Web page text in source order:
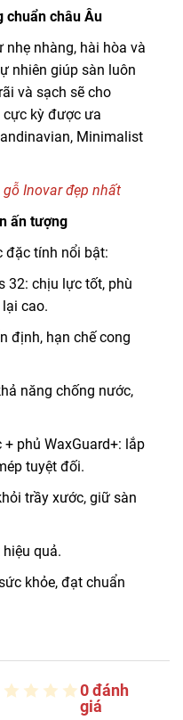
chuẩn châu Âu
nhẹ nhàng, hài hòa và
nhiên giúp sàn luôn
và sạch sẽ cho
cực kỳ được ưa
Minimalist
Inovar đẹp nhất
ấn tượng
đặc tính nổi bật:
32: chịu lực tốt, phù
cao.
định, hạn chế cong
năng chống nước,
phủ WaxGuard+: lắp
tuyệt đối.
trầy xước, giữ sàn
quả.
khỏe, đạt chuẩn
0 đánh
giá